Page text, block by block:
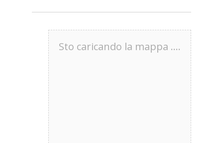
Sto caricando la mappa ....